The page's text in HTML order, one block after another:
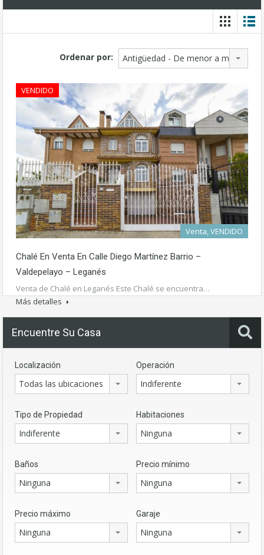
Ordenar por: Antigüedad - De menor a mayor
VENDIDO
Venta, VENDIDO
Chalé En Venta En Calle Diego Martínez Barrio –
Valdepelayo – Leganés
Venta de Chalé en Leganés Este Chalé se encuentra…
Más detalles
Encuentre Su Casa
Localización
Todas las ubicaciones
Operación
Indiferente
Tipo de Propiedad
Indiferente
Habitaciones
Ninguna
Baños
Ninguna
Precio mínimo
Ninguna
Precio máximo
Ninguna
Garaje
Ninguna